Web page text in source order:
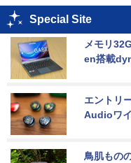
Special Site
メモリ
en搭載
エントリ
Audioワ
鳥肌もの